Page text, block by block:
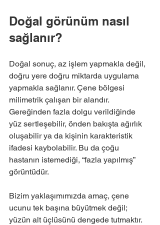
Doğal görünüm nasıl
sağlanır?
Doğal sonuç, az işlem yapmakla değil,
doğru yere doğru miktarda uygulama
yapmakla sağlanır. Çene bölgesi
milimetrik çalışan bir alandır.
Gereğinden fazla dolgu verildiğinde
yüz sertleşebilir, önden bakışta ağırlık
oluşabilir ya da kişinin karakteristik
ifadesi kaybolabilir. Bu da çoğu
hastanın istemediği, “fazla yapılmış”
görüntüdür.
Bizim yaklaşımımızda amaç, çene
ucunu tek başına büyütmek değil;
yüzün alt üçlüsünü dengede tutmaktır.